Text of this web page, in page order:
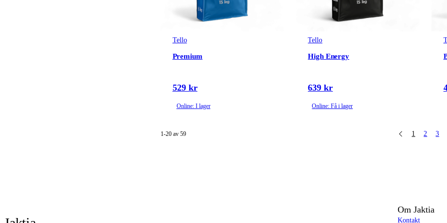
Tello
Premium
529 kr
Online: I lager
Tello
High Energy
639 kr
Online: Få i lager
1 2 3
1-20 av 59
Om Jaktia
Kontakt